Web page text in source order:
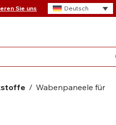
Sie uns Deutsch
/ Wabenpaneele für